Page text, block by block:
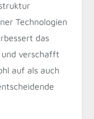
Technologien
das
verschafft
auf als auch